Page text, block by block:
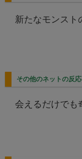
新たなモンスト
その他のネットの反
会えるだけでも